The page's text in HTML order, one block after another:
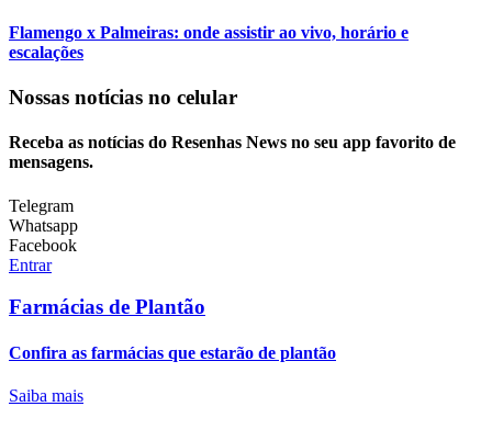
Flamengo x Palmeiras: onde assistir ao vivo, horário e
escalações
Nossas notícias no celular
Receba as notícias do Resenhas News no seu app favorito de
mensagens.
Telegram
Whatsapp
Facebook
Entrar
Farmácias de Plantão
Confira as farmácias que estarão de plantão
Saiba mais